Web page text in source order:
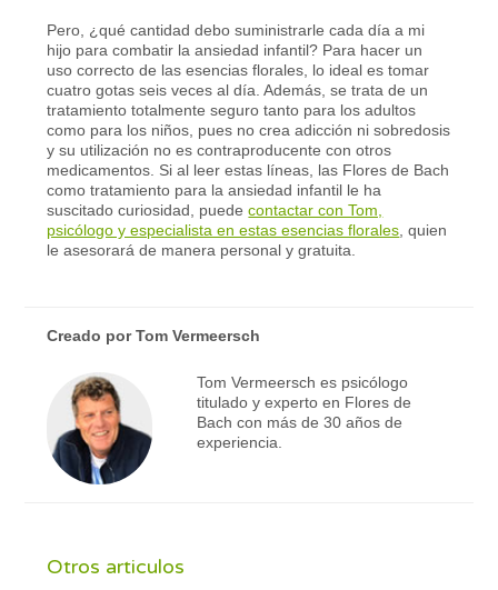
Pero, ¿qué cantidad debo suministrarle cada día a mi
hijo para combatir la ansiedad infantil? Para hacer un
uso correcto de las esencias florales, lo ideal es tomar
cuatro gotas seis veces al día. Además, se trata de un
tratamiento totalmente seguro tanto para los adultos
como para los niños, pues no crea adicción ni sobredosis
y su utilización no es contraproducente con otros
medicamentos. Si al leer estas líneas, las Flores de Bach
como tratamiento para la ansiedad infantil le ha
suscitado curiosidad, puedecontactar con Tom,
psicólogo y especialista en estas esencias florales , quien
le asesorará de manera personal y gratuita.
Creado porTom Vermeersch
Tom Vermeersch es psicólogo
titulado y experto en Flores de
Bach con más de 30 años de
experiencia.
Otros articulos